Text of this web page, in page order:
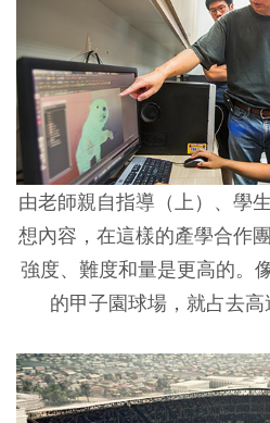
由老師親自指導（上）、學
想內容，在這樣的產學合作
強度、難度和量是更高的。
的甲子園球場，就占去高